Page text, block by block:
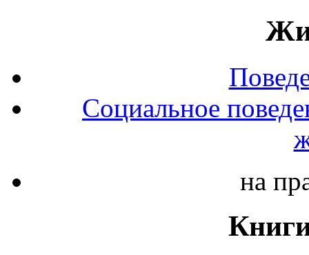
Социальное
на